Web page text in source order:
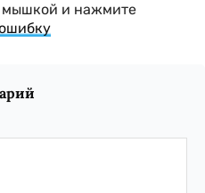
мышкой и нажмите